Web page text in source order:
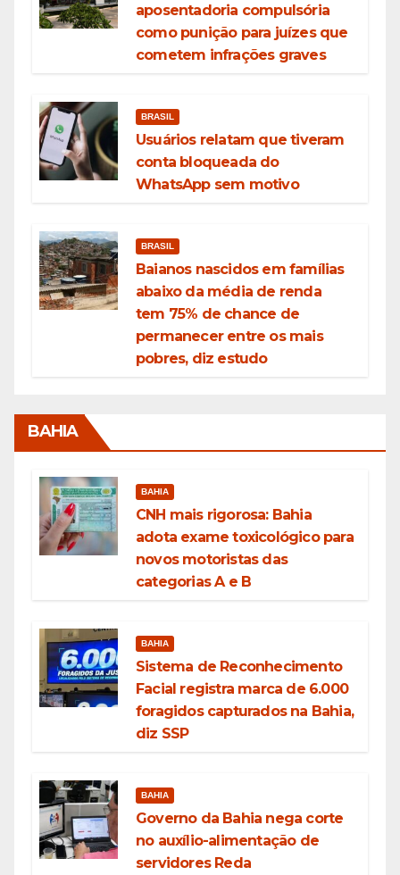
aposentadoria compulsória
como punição para juízes que
cometem infrações graves
BRASIL
Usuários relatam que tiveram
conta bloqueada do
WhatsApp sem motivo
BRASIL
Baianos nascidos em famílias
abaixo da média de renda
tem 75% de chance de
permanecer entre os mais
pobres, diz estudo
BAHIA
BAHIA
CNH mais rigorosa: Bahia
adota exame toxicológico para
novos motoristas das
categorias A e B
BAHIA
Sistema de Reconhecimento
Facial registra marca de 6.000
foragidos capturados na Bahia,
diz SSP
BAHIA
Governo da Bahia nega corte
no auxílio-alimentação de
servidores Reda